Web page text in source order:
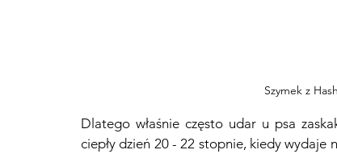
Szymek z
Dlatego właśnie często udar u psa
ciepły dzień 20 - 22 stopnie, kiedy wydaje